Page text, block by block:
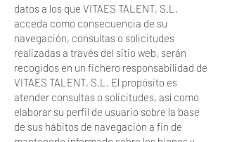
datos a los que VITAES TALENT, S.L.
acceda como consecuencia de su
navegación, consultas o solicitudes
realizadas a través del sitio web, serán
recogidos en un fichero responsabilidad de
VITAES TALENT, S.L. El propósito es
atender consultas o solicitudes, así como
elaborar su perfil de usuario sobre la base
de sus hábitos de navegación a fin de